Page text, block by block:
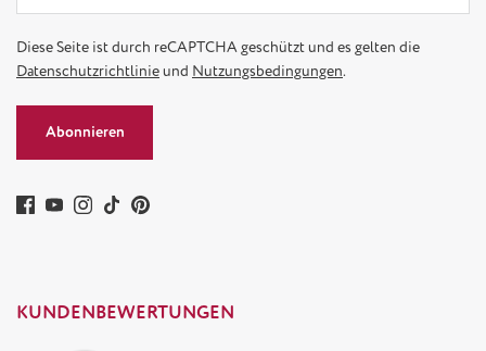
Diese Seite ist durch reCAPTCHA geschützt und es gelten die
Datenschutzrichtlinieund Nutzungsbedingungen.
Abonnieren
KUNDENBEWERTUNGEN